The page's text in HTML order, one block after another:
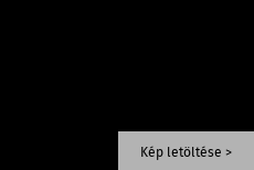
Kép letöltése >